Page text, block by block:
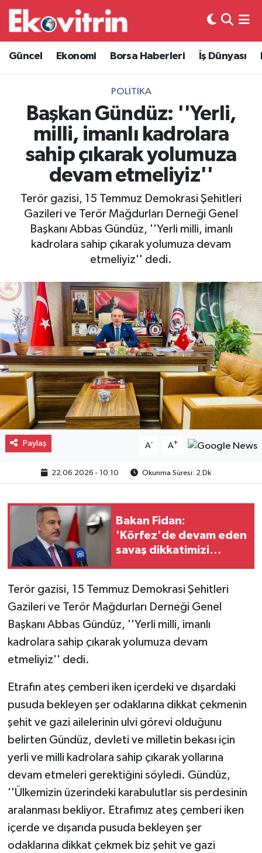
Güncel Ekonomi Borsa Haberleri İş Dünyası
POLITIKA
Başkan Gündüz: ''Yerli,
milli, imanlı kadrolara
sahip çıkarak yolumuza
devam etmeliyiz''
Terör gazisi, 15 Temmuz Demokrasi Şehitleri
Gazileri ve Terör Mağdurları Derneği Genel
Başkanı Abbas Gündüz, ''Yerli milli, imanlı
kadrolara sahip çıkarak yolumuza devam
etmeliyiz'' dedi.
Paylaş A- A+
22.06.2026 - 10:10 Okunma Süresi: 2 Dk
Bakan Fidan:
'Körfez'de devam eden
savaş dikkatimizi
Terör gazisi, 15 Temmuz Demokrasi Şehitleri
Gazileri ve Terör Mağdurları Derneği Genel
Başkanı Abbas Gündüz, ''Yerli milli, imanlı
kadrolara sahip çıkarak yolumuza devam
etmeliyiz'' dedi.
Etrafın ateş çemberi iken içerdeki ve dışardaki
pusuda bekleyen şer odaklarına dikkat çekmenin
şehit ve gazi ailelerinin ulvi görevi olduğunu
belirten Gündüz, devleti ve milletin bekası için
yerli ve milli kadrolara sahip çıkarak yollarına
devam etmeleri gerektiğini söyledi. Gündüz,
''Ülkemizin üzerindeki karabulutlar sis perdesinin
aralanması bekliyor. Etrafımız ateş çemberi iken
içerde ve dışarıda pusuda bekleyen şer
odaklarına dikkat çekmek biz şehit ve gazi
Güncel
Ekonomi
Borsa Haberleri
İş Dünyası
Lojistik
Otovitrin
Asayiş
Gayrimenkul
Spor
Eğitim
Hava Durumu
Trafik Durumu
Süper Lig Puan Durumu ve Fikstür
Tüm Manşetler
Son Dakika Haberleri
Haber Arşivi